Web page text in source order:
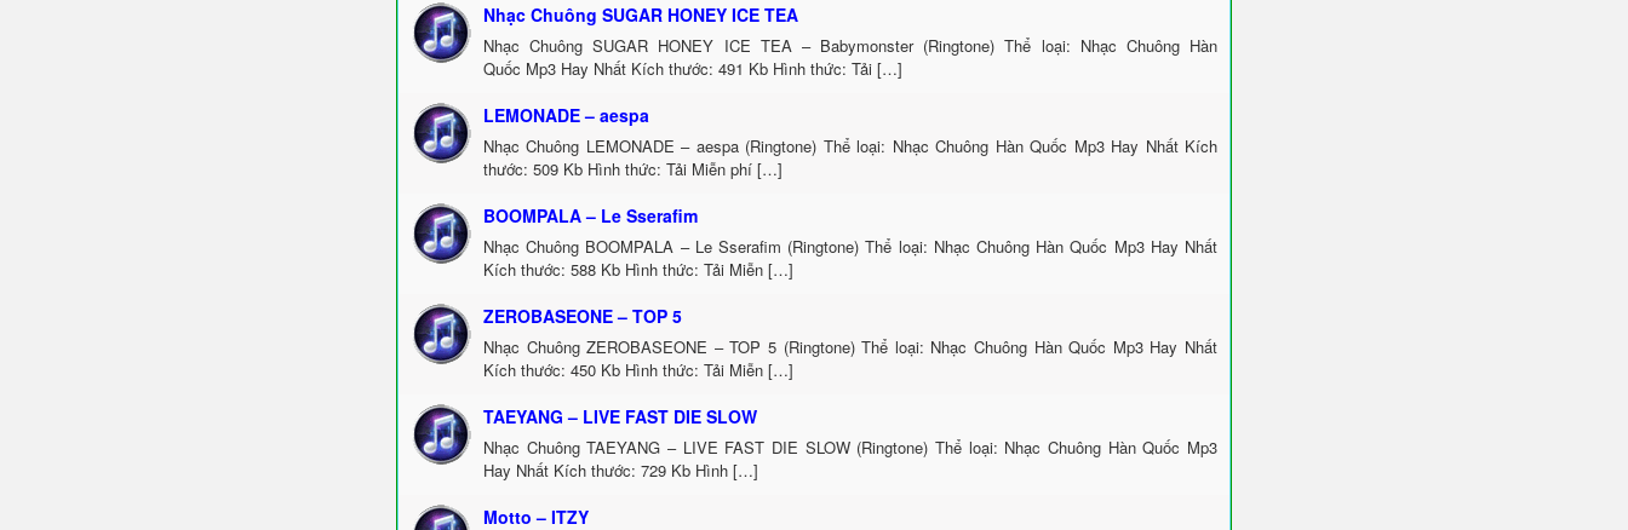
Nhạc Chuông SUGAR HONEY ICE TEA
Nhạc Chuông SUGAR HONEY ICE TEA – Babymonster (Ringtone) Thể loại: Nhạc Chuông Hàn
Quốc Mp3 Hay Nhất Kích thước: 491 Kb Hình thức: Tải […]
LEMONADE – aespa
Nhạc Chuông LEMONADE – aespa (Ringtone) Thể loại: Nhạc Chuông Hàn Quốc Mp3 Hay Nhất Kích
thước: 509 Kb Hình thức: Tải Miễn phí […]
BOOMPALA – Le Sserafim
Nhạc Chuông BOOMPALA – Le Sserafim (Ringtone) Thể loại: Nhạc Chuông Hàn Quốc Mp3 Hay Nhất
Kích thước: 588 Kb Hình thức: Tải Miễn […]
ZEROBASEONE – TOP 5
Nhạc Chuông ZEROBASEONE – TOP 5 (Ringtone) Thể loại: Nhạc Chuông Hàn Quốc Mp3 Hay Nhất
Kích thước: 450 Kb Hình thức: Tải Miễn […]
TAEYANG – LIVE FAST DIE SLOW
Nhạc Chuông TAEYANG – LIVE FAST DIE SLOW (Ringtone) Thể loại: Nhạc Chuông Hàn Quốc Mp3
Hay Nhất Kích thước: 729 Kb Hình […]
Motto – ITZY